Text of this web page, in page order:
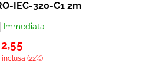
IEC-320-C1 2m
Immediata
2,55
inclusa (22%)